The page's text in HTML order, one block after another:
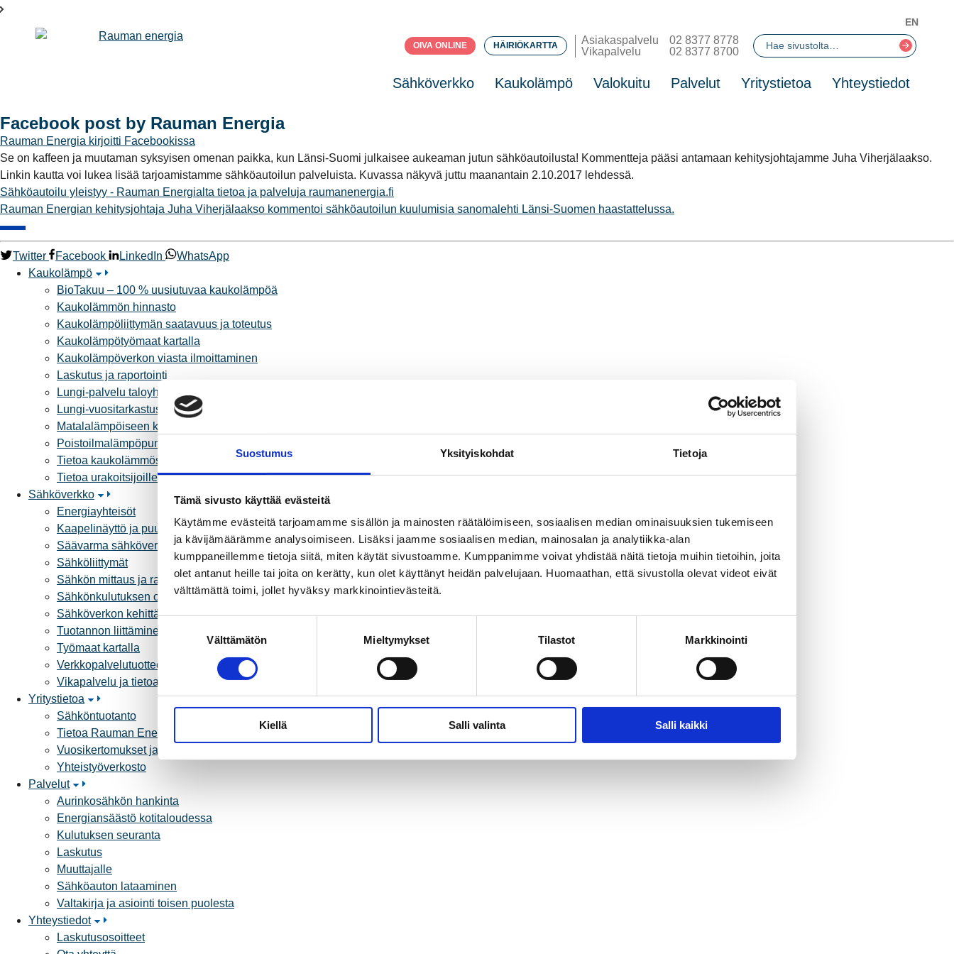
Suostumus Yksityiskohdat Tietoja
Tämä sivusto käyttää evästeitä
Käytämme evästeitä tarjoamamme sisällön ja mainosten räätälöimiseen, sosiaalisen median ominaisuuksien tukemiseen
ja kävijämäärämme analysoimiseen. Lisäksi jaamme sosiaalisen median, mainosalan ja analytiikka-alan
kumppaneillemme tietoja siitä, miten käytät sivustoamme. Kumppanimme voivat yhdistää näitä tietoja muihin tietoihin, joita
olet antanut heille tai joita on kerätty, kun olet käyttänyt heidän palvelujaan. Huomaathan, että sivustolla olevat videot eivät
välttämättä toimi, jollet hyväksy markkinointievästeitä.
k
e
Välttämätön Mieltymykset Tilastot Markkinointi
Kiellä Salli valinta Salli kaikki
OIVA ONLINE HÄIRIÖKARTTA Asiakaspalvelu
02 8377 8778
Vikapalvelu
02 8377 8700
Sähköverkko Kaukolämpö Valokuitu Palvelut Yritystietoa Yhteystiedot
EN
Facebook post by Rauman Energia
Rauman Energia kirjoitti Facebookissa
Se on kaffeen ja muutaman syksyisen omenan paikka, kun Länsi-Suomi julkaisee aukeaman jutun sähköautoilusta! Kommentteja pääsi antamaan kehitysjohtajamme Juha Viherjälaakso.
Linkin kautta voi lukea lisää tarjoamistamme sähköautoilun palveluista. Kuvassa näkyvä juttu maanantain 2.10.2017 lehdessä.
Sähköautoilu yleistyy - Rauman Energialta tietoa ja palveluja raumanenergia.fi
Rauman Energian kehitysjohtaja Juha Viherjälaakso kommentoi sähköautoilun kuulumisia sanomalehti Länsi-Suomen haastattelussa.
Twitter Facebook LinkedIn
WhatsApp
Kaukolämpö
BioTakuu – 100 % uusiutuvaa kaukolämpöä
Kaukolämmön hinnasto
Kaukolämpöliittymän saatavuus ja toteutus
Kaukolämpötyömaat kartalla
Kaukolämpöverkon viasta ilmoittaminen
Laskutus ja raportointi
Lungi-palvelu taloyhtiöille ja yrityksille
Lungi-vuositarkastus kuluttajille
Matalalämpöiseen kaukolämpöön siirtyminen
Poistoilmalämpöpumppu kaukolämpötaloon
Tietoa kaukolämmöstä
Tietoa urakoitsijoille
Sähköverkko
Energiayhteisöt
Kaapelinäyttö ja puunkaatoapu
Säävarma sähköverkko
Sähköliittymät
Sähkön mittaus ja raportointi
Sähkönkulutuksen ohjaus kiinteistössä
Sähköverkon kehittämissuunnitelma
Tuotannon liittäminen verkkoon
Työmaat kartalla
Verkkopalvelutuotteet ja hinnastot
Vikapalvelu ja tietoa jakeluhäiriöistä
Yritystietoa
Sähköntuotanto
Tietoa Rauman Energiasta
Vuosikertomukset ja asiakaslehti
Yhteistyöverkosto
Palvelut
Aurinkosähkön hankinta
Energiansäästö kotitaloudessa
Kulutuksen seuranta
Laskutus
Muuttajalle
Sähköauton lataaminen
Valtakirja ja asiointi toisen puolesta
Yhteystiedot
Laskutusosoitteet